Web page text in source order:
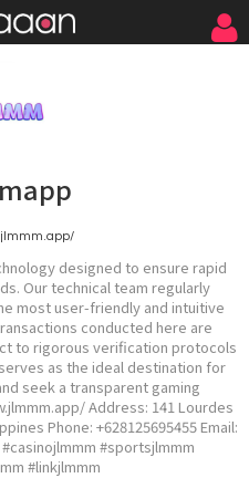
designed to ensure rapid
Our technical team regularly
most user-friendly and intuitive
conducted here are
to rigorous verification protocols
as the ideal destination for
seek a transparent gaming
Address: 141 Lourdes
Phone: +628125695455 Email:
#sportsjlmmm
#linkjlmmm